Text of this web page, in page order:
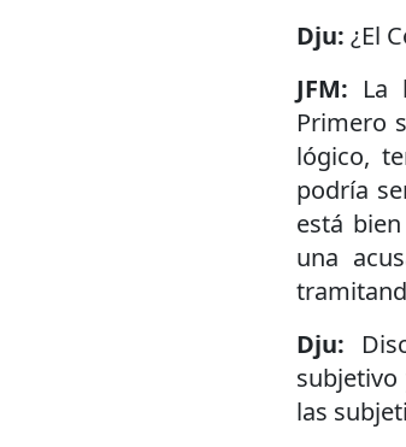
Dju: ¿El
JFM: La
Primero
lógico,
podría
está
una
Dju:
las